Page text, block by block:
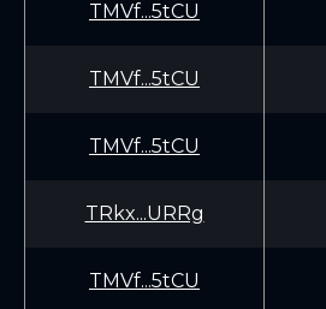
TMVf...5tCU
TMVf...5tCU
TMVf...5tCU
TRkx...URRg
TMVf...5tCU